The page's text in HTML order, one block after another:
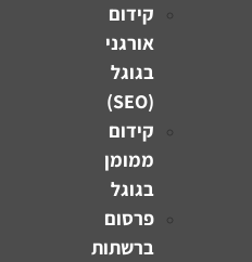
קידום
אורגני
בגוגל
(SEO)
קידום
ממומן
בגוגל
פרסום
ברשתות